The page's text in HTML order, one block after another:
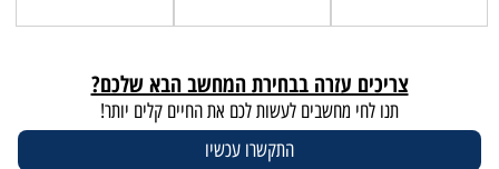
צריכים עזרה בבחירת המחשב הבא שלכם?
תנו לחי מחשבים לעשות לכם את החיים קלים יותר!
התקשרו עכשיו